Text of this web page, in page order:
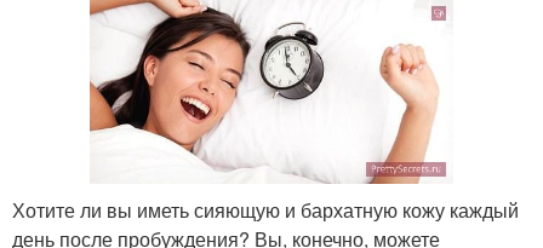
Хотите ли вы иметь сияющую и бархатную кожу каждый
день после пробуждения? Вы, конечно, можете